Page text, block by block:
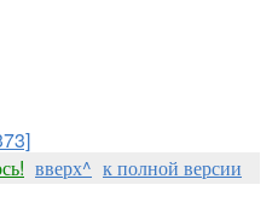
вверх^ к полной версии